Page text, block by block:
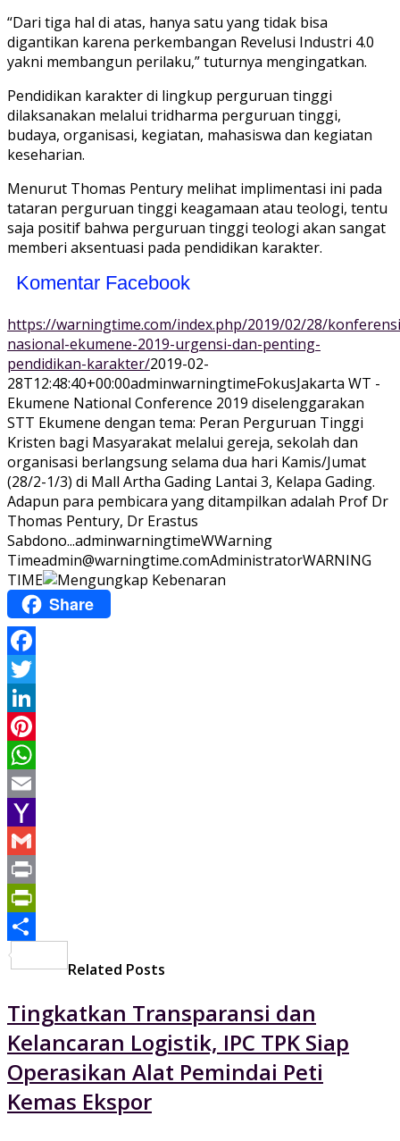
“Dari tiga hal di atas, hanya satu yang tidak bisa
digantikan karena perkembangan Revelusi Industri 4.0
yakni membangun perilaku,” tuturnya mengingatkan.
Pendidikan karakter di lingkup perguruan tinggi
dilaksanakan melalui tridharma perguruan tinggi,
budaya, organisasi, kegiatan, mahasiswa dan kegiatan
keseharian.
Menurut Thomas Pentury melihat implimentasi ini pada
tataran perguruan tinggi keagamaan atau teologi, tentu
saja positif bahwa perguruan tinggi teologi akan sangat
memberi aksentuasi pada pendidikan karakter.
Komentar Facebook
https://warningtime.com/index.php/2019/02/28/
nasional-ekumene-2019-urgensi-dan-penting-
pendidikan-karakter/2019-02-
28T12:48:40+00:00adminwarningtimeFokusJakarta WT -
Ekumene National Conference 2019 diselenggarakan
STT Ekumene dengan tema: Peran Perguruan Tinggi
Kristen bagi Masyarakat melalui gereja, sekolah dan
organisasi berlangsung selama dua hari Kamis/Jumat
(28/2-1/3) di Mall Artha Gading Lantai 3, Kelapa Gading.
Adapun para pembicara yang ditampilkan adalah Prof Dr
Thomas Pentury, Dr Erastus
Sabdono...adminwarningtimeWWarning
Timeadmin@warningtime.comAdministratorWARNING
TIME
Share
Facebook
Twitter
LinkedIn
Pinterest
WhatsApp
Email
Yahoo
Mail
Gmail
Print
PrintFriendly
Related Posts
Tingkatkan Transparansi dan
Kelancaran Logistik, IPC TPK Siap
Operasikan Alat Pemindai Peti
Kemas Ekspor